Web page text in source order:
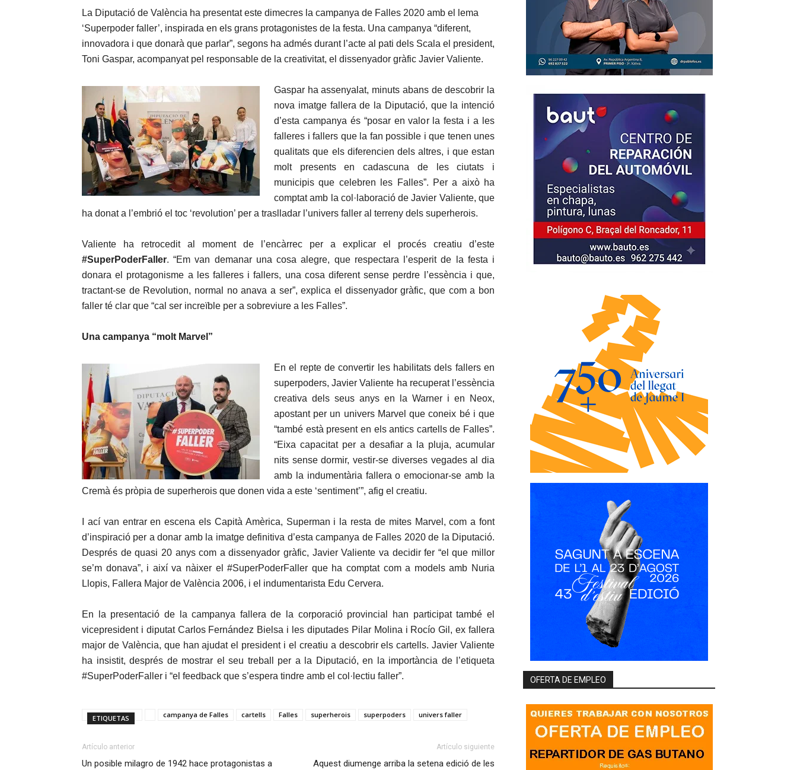
La Diputació de València ha presentat este dimecres la campanya de Falles 2020 amb el lema
‘Superpoder faller’, inspirada en els grans protagonistes de la festa. Una campanya “diferent,
innovadora i que donarà que parlar”, segons ha admés durant l’acte al pati dels Scala el president,
Toni Gaspar, acompanyat pel responsable de la creativitat, el dissenyador gràfic Javier Valiente.
Gaspar ha assenyalat, minuts abans de descobrir la
nova imatge fallera de la Diputació, que la intenció
d’esta campanya és “posar en valor la festa i a les
falleres i fallers que la fan possible i que tenen unes
qualitats que els diferencien dels altres, i que estan
molt presents en cadascuna de les ciutats i
municipis que celebren les Falles”. Per a això ha
comptat amb la col·laboració de Javier Valiente, que
ha donat a l’embrió el toc ‘revolution’ per a traslladar l’univers faller al terreny dels superherois.
Valiente ha retrocedit al moment de l’encàrrec per a explicar el procés creatiu d’este
#SuperPoderFaller. “Em van demanar una cosa alegre, que respectara l’esperit de la festa i
donara el protagonisme a les falleres i fallers, una cosa diferent sense perdre l’essència i que,
tractant-se de Revolution, normal no anava a ser”, explica el dissenyador gràfic, que com a bon
faller té clar que “cal ser increïble per a sobreviure a les Falles”.
Una campanya “molt Marvel”
En el repte de convertir les habilitats dels fallers en
superpoders, Javier Valiente ha recuperat l’essència
creativa dels seus anys en la Warner i en Neox,
apostant per un univers Marvel que coneix bé i que
“també està present en els antics cartells de Falles”.
“Eixa capacitat per a desafiar a la pluja, acumular
nits sense dormir, vestir-se diverses vegades al dia
amb la indumentària fallera o emocionar-se amb la
Cremà és pròpia de superherois que donen vida a este ‘sentiment’”, afig el creatiu.
I ací van entrar en escena els Capità Amèrica, Superman i la resta de mites Marvel, com a font
d’inspiració per a donar amb la imatge definitiva d’esta campanya de Falles 2020 de la Diputació.
Després de quasi 20 anys com a dissenyador gràfic, Javier Valiente va decidir fer “el que millor
se’m donava”, i així va nàixer el #SuperPoderFaller que ha comptat com a models amb Nuria
Llopis, Fallera Major de València 2006, i el indumentarista Edu Cervera.
En la presentació de la campanya fallera de la corporació provincial han participat també el
vicepresident i diputat Carlos Fernández Bielsa i les diputades Pilar Molina i Rocío Gil, ex fallera
major de València, que han ajudat el president i el creatiu a descobrir els cartells. Javier Valiente
ha insistit, després de mostrar el seu treball per a la Diputació, en la importància de l’etiqueta
#SuperPoderFaller i “el feedback que s’espera tindre amb el col·lectiu faller”.
ETIQUETAS campanya de Falles cartells Falles superherois superpoders univers faller
Artículo anterior
Un posible milagro de 1942 hace protagonistas a
Artículo siguiente
Aquest diumenge arriba la setena edició de les
OFERTA DE EMPLEO